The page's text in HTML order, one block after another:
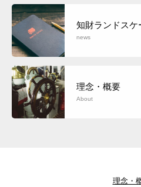
知財ランドスケ
news
理念・概要
About
理念・